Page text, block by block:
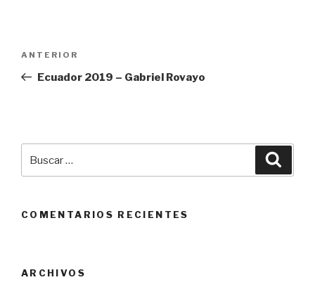
entradas
Entrada
anterior:
ANTERIOR
Ecuador 2019 – Gabriel Rovayo
por:
COMENTARIOS RECIENTES
ARCHIVOS